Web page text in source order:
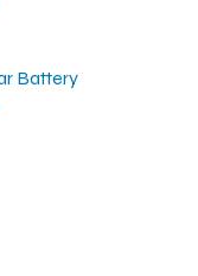
Battery